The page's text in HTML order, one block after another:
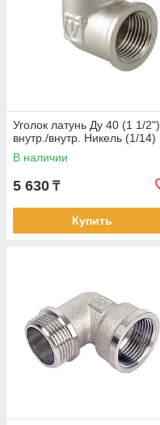
Уголок латунь Ду 40 (1 1/2")
внутр./внутр. Никель (1/14)
В наличии
5 630 ₸
Купить